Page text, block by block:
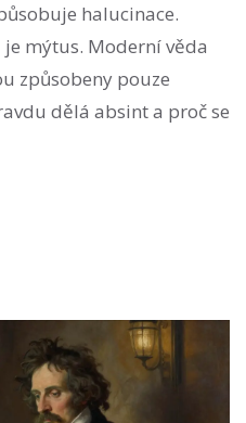
halucinace.
mýtus. Moderní věda
způsobeny pouze
dělá absint a proč se